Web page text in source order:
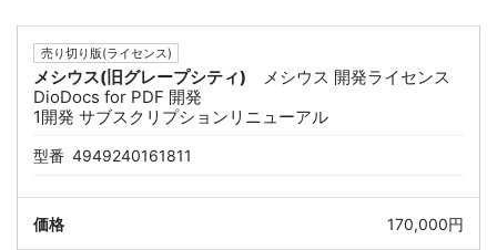
売り切り版(ライセンス)
メシウス(旧グレープシティ)
メシウス 開発ライセンス
DioDocs for PDF 開発
1開発 サブスクリプションリニューアル
型番 4949240161811
170,000円